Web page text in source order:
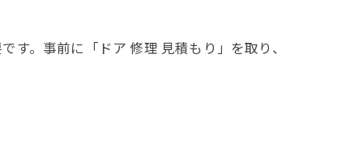
。事前に「ドア 修理 見積もり」を取り、